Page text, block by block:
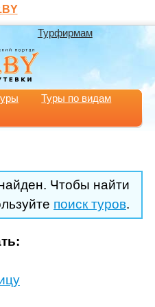
Турфирмам
Туры по видам
Чтобы найти
поиск туров.